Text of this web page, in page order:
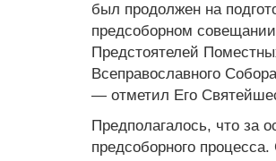
был продолжен на
предсоборном
Предстоятелей
Всеправославного
— отметил Его
Предполагалось, что за
предсоборного